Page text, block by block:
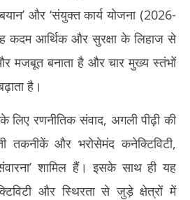
: नॉर्वे के लिए हुए रवाना, विदेश मंत्रालय ने
18,
और ‘संयुक्त कार्य योजना (2026-
कदम आर्थिक और सुरक्षा के लिहाज से
मजबूत बनाता है और चार मुख्य स्तंभों
है।
लिए रणनीतिक संवाद, अगली पीढ़ी की
तकनीकें और भरोसेमंद कनेक्टिविटी,
शामिल हैं। इसके साथ ही यह
और स्थिरता से जुड़े क्षेत्रों में